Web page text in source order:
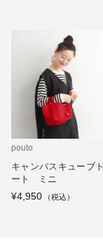
pouto
キャンバスキューブト
ート ミニ
¥4,950